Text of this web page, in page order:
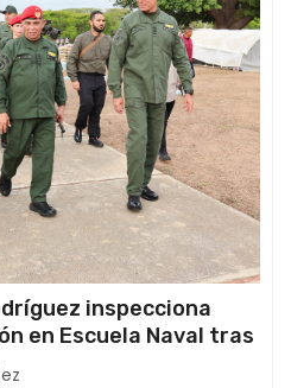
inspecciona
en Escuela Naval tras
en La Guaira